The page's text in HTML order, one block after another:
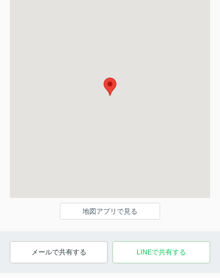
地図アプリで見る
メールで共有する LINEで共有する